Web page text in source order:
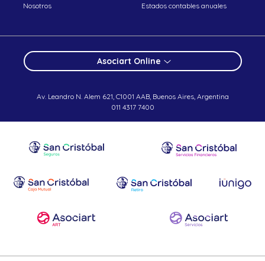
Nosotros
Estados contables anuales
Asociart Online
Av. Leandro N. Alem 621, C1001 AAB, Buenos Aires, Argentina
011 4317 7400